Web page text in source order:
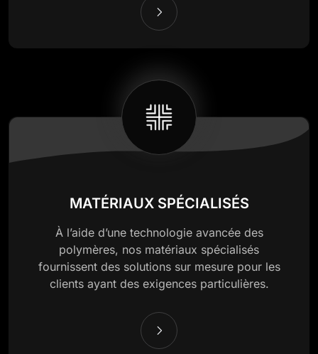
MATÉRIAUX SPÉCIALISÉS
À l’aide d’une technologie avancée des
polymères, nos matériaux spécialisés
fournissent des solutions sur mesure pour les
clients ayant des exigences particulières.